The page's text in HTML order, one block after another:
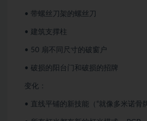
• 带螺丝刀架的螺丝刀
• 建筑支撑柱
• 50 扇不同尺寸的破窗户
• 破损的阳台门和破损的招牌
变化：
• 直线平铺的新技能（“就像多米诺骨